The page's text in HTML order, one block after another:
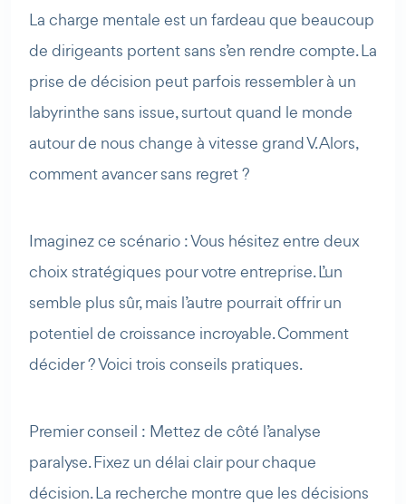
La charge mentale est un fardeau que beaucoup
de dirigeants portent sans s’en rendre compte. La
prise de décision peut parfois ressembler à un
labyrinthe sans issue, surtout quand le monde
autour de nous change à vitesse grand V. Alors,
comment avancer sans regret ?
Imaginez ce scénario : Vous hésitez entre deux
choix stratégiques pour votre entreprise. L’un
semble plus sûr, mais l’autre pourrait offrir un
potentiel de croissance incroyable. Comment
décider ? Voici trois conseils pratiques.
Premier conseil : Mettez de côté l’analyse
paralyse. Fixez un délai clair pour chaque
décision. La recherche montre que les décisions
Bonjour ! Comment puis-je vous aider aujourd'hui ? Voulez-
vous essayer Maibee, demander des renseignements, ou
prendre rendez-vous avec nous ?